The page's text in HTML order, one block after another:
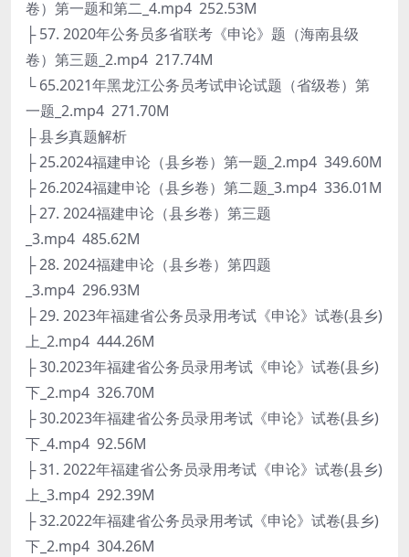
卷）第一题和第二_4.mp4 252.53M
├ 57. 2020年公务员多省联考《申论》题（海南县级
卷）第三题_2.mp4 217.74M
└ 65.2021年黑龙江公务员考试申论试题（省级卷）第
一题_2.mp4 271.70M
├ 县乡真题解析
├ 25.2024福建申论（县乡卷）第一题_2.mp4 349.60M
├ 26.2024福建申论（县乡卷）第二题_3.mp4 336.01M
├ 27. 2024福建申论（县乡卷）第三题
_3.mp4 485.62M
├ 28. 2024福建申论（县乡卷）第四题
_3.mp4 296.93M
├ 29. 2023年福建省公务员录用考试《申论》试卷(县乡)
上_2.mp4 444.26M
├ 30.2023年福建省公务员录用考试《申论》试卷(县乡)
下_2.mp4 326.70M
├ 30.2023年福建省公务员录用考试《申论》试卷(县乡)
下_4.mp4 92.56M
├ 31. 2022年福建省公务员录用考试《申论》试卷(县乡)
上_3.mp4 292.39M
├ 32.2022年福建省公务员录用考试《申论》试卷(县乡)
下_2.mp4 304.26M